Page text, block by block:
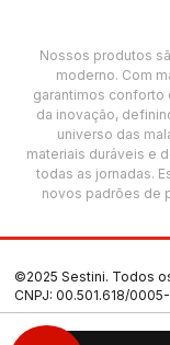
Nossos produtos
moderno. Com
garantimos conforto
da inovação,
universo das
materiais duráveis e
todas as jornadas.
novos padrões de
©2025 Sestini. Todos
CNPJ: 00.501.618/
Termos de Uso